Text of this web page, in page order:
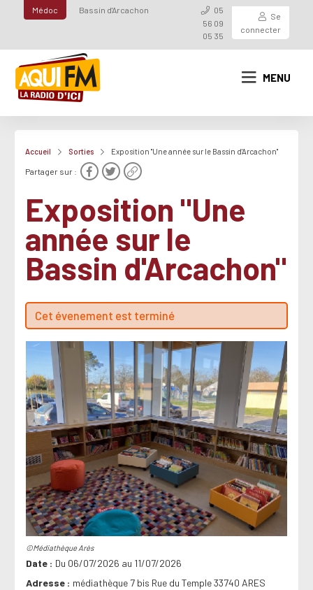
Médoc Bassin d'Arcachon
05
56 09
05 35
Se
connecter
MENU
Accueil Sorties Exposition "Une année sur le Bassin d'Arcachon"
Partager sur :
Exposition "Une
année sur le
Bassin d'Arcachon"
Cet évenement est terminé
©Médiathèque Arès
Date
Du 06/07/2026 au 11/07/2026
Adresse
médiathèque 7 bis Rue du Temple 33740 ARES